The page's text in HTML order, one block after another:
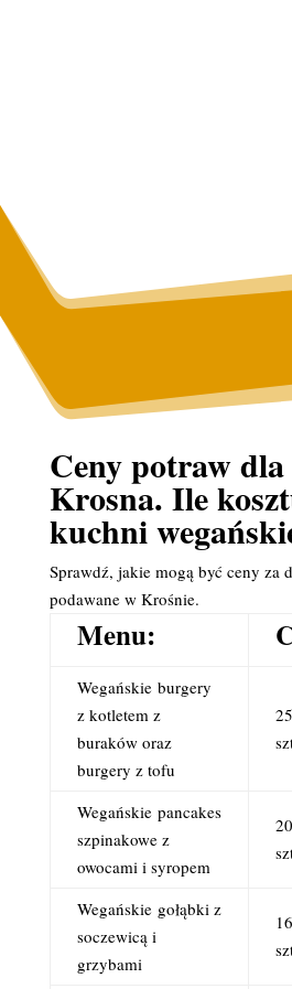
Ceny potraw dla
Krosna. Ile
kuchni
Sprawdź, jakie mogą być ceny za
podawane w Krośnie.
Menu:
Wegańskieburgery
z kotletem z
buraków oraz
burgery z tofu
Wegańskiepancakes
szpinakowe z
owocami i syropem
Wegańskiegołąbki z
soczewicą i
grzybami